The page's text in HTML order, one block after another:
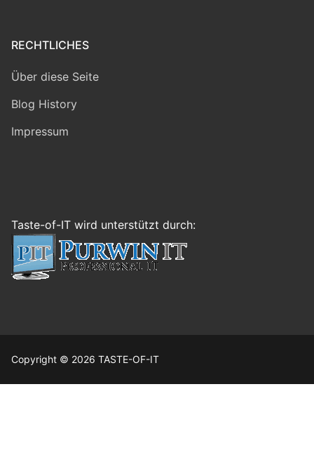
RECHTLICHES
Über diese Seite
Blog History
Impressum
Taste-of-IT wird unterstützt durch:
Copyright © 2026 TASTE-OF-IT